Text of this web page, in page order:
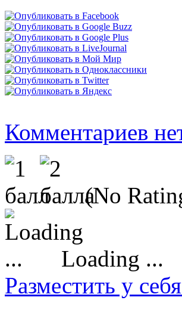
Комментариев
(No
Loading ...
Разместить у